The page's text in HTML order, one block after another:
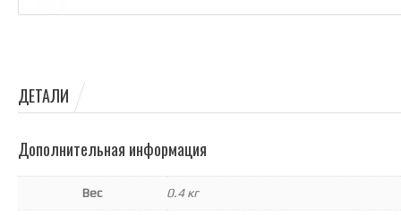
ДЕТАЛИ
Дополнительная информация
Вес 0.4 кг